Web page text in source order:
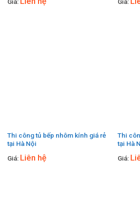
Giá: Giá:
Thi công tủ bếp nhôm kính giá rẻ
tại Hà Nội
Giá: Liên hệ
Thi
tại Hà
Giá: